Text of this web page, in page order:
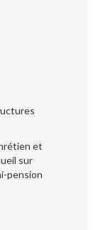
et
sur
pension